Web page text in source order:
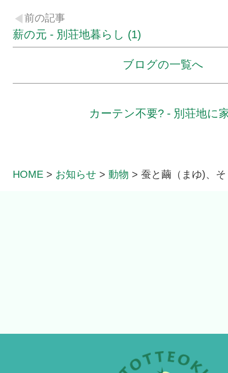
前の記事
薪の元 - 別荘地暮らし (1)
ブログの一覧へ
カーテン不要? - 別荘地に
HOME > お知らせ >動物 >蚕と繭（まゆ)、